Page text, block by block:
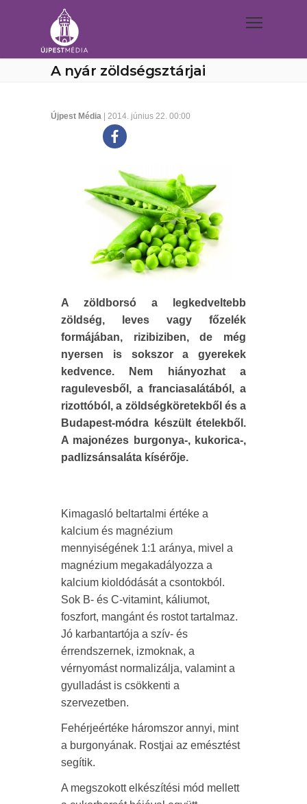
A nyár zöldségsztárjai
Újpest Média | 2014. június 22. 00:00
A zöldborsó a legkedveltebb
zöldség, leves vagy főzelék
formájában, rizibiziben, de még
nyersen is sokszor a gyerekek
kedvence. Nem hiányozhat a
ragulevesből, a franciasalátából, a
rizottóból, a zöldségköretekből és a
Budapest-módra készült ételekből.
A majonézes burgonya-, kukorica-,
padlizsánsaláta kísérője.
Kimagasló beltartalmi értéke a
kalcium és magnézium
mennyiségének 1:1 aránya, mivel a
magnézium megakadályozza a
kalcium kioldódását a csontokból.
Sok B- és C-vitamint, káliumot,
foszfort, mangánt és rostot tartalmaz.
Jó karbantartója a szív- és
érrendszernek, izmoknak, a
vérnyomást normalizálja, valamint a
gyulladást is csökkenti a
szervezetben.
Fehérjeértéke háromszor annyi, mint
a burgonyának. Rostjai az emésztést
segítik.
A megszokott elkészítési mód mellett